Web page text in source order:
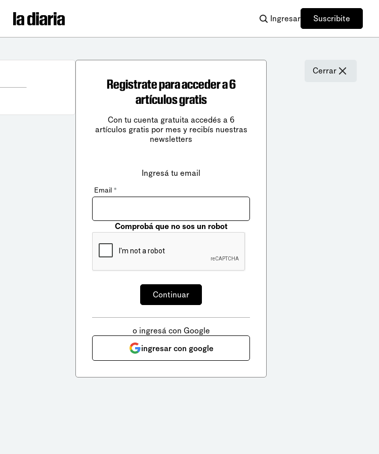
Ingresar Suscribite
Cerrar
Registrate para acceder a 6
artículos gratis
Con tu cuenta gratuita accedés a 6
artículos gratis por mes y recibís nuestras
newsletters
Ingresá tu email
Email *
Comprobá que no sos un robot
o ingresá con Google
ingresar con google